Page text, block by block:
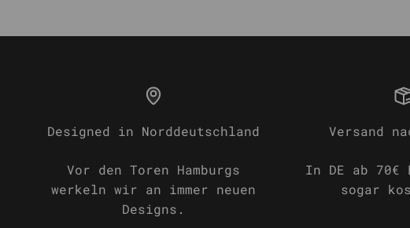
Designed in Norddeutschland
Vor den Toren Hamburgs
werkeln wir an immer neuen
Designs.
Versand
In DE ab 70€
sogar